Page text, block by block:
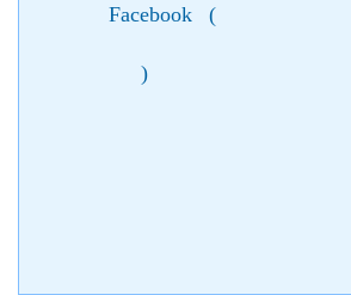
Facebook (
)